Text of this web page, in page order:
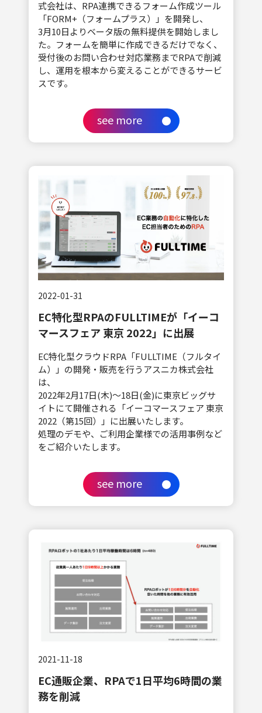
式会社は、RPA連携できるフォーム作成ツール
「FORM+（フォームプラス）」を開発し、
3月10日よりベータ版の無料提供を開始しまし
た。フォームを簡単に作成できるだけでなく、
受付後のお問い合わせ対応業務までRPAで削減
し、運用を根本から変えることができるサービ
スです。
see more
2022-01-31
EC特化型RPAのFULLTIMEが「イーコ
マースフェア 東京 2022」に出展
EC特化型クラウドRPA「FULLTIME（フルタイ
ム）」の開発・販売を行うアスニカ株式会社
は、
2022年2月17日(木)～18日(金)に東京ビッグサ
イトにて開催される「イーコマースフェア 東京
2022（第15回）」に出展いたします。
処理のデモや、ご利用企業様での活用事例など
をご紹介いたします。
see more
2021-11-18
EC通販企業、RPAで1日平均6時間の業
務を削減